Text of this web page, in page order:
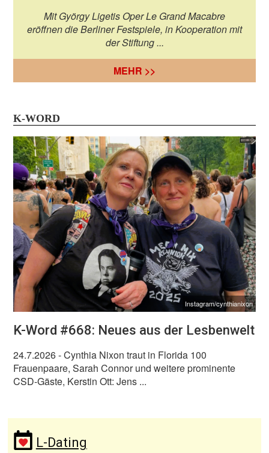
Mit György Ligetis Oper Le Grand Macabre
eröffnen die Berliner Festspiele, in Kooperation mit
der Stiftung ...
MEHR >>
K-WORD
Instagram/cynthianixon
K-Word #668: Neues aus der Lesbenwelt
24.7.2026- Cynthia Nixon traut in Florida 100
Frauenpaare, Sarah Connor und weitere prominente
CSD-Gäste, Kerstin Ott: Jens ...
L-Dating